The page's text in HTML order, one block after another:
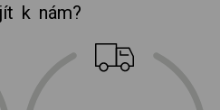
k nám?